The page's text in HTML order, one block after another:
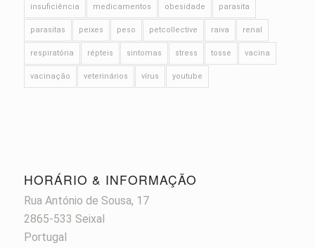
insuficiência medicamentos obesidade parasita
parasitas peixes peso petcollective raiva renal
respiratória répteis sintomas stress tosse vacina
vacinação veterinários vírus youtube
HORÁRIO & INFORMAÇÃO
Rua António de Sousa, 17
2865-533 Seixal
Portugal